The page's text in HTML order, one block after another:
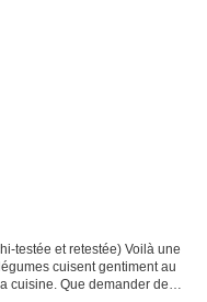
testée et retestée) Voilà une
cuisent gentiment au
cuisine. Que demander de